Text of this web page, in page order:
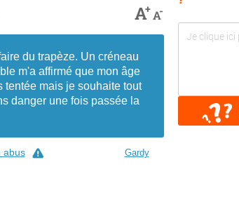
A+A-
du trapèze. Un créneau
m'a affirmé que mon âge
tentée mais je souhaite tout
danger une fois passée la
Gardy
abus